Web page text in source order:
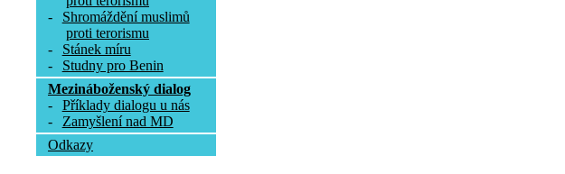
-
Shromáždění muslimů
proti terorismu
-
Stánek míru
-
Studny pro Benin
Mezináboženský dialog
-
Příklady dialogu u nás
-
Zamyšlení nad MD
Odkazy